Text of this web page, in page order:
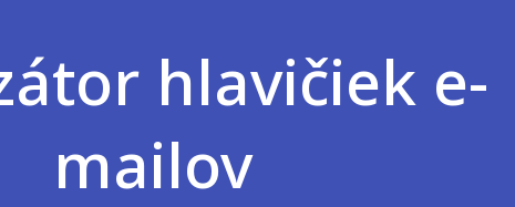
hlavičiek e-
mailov